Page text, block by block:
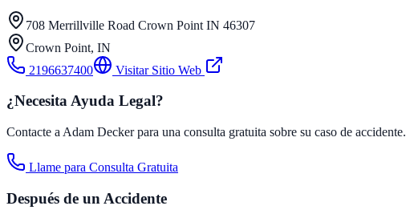
708 Merrillville Road Crown Point IN 46307
Crown Point, IN
2196637400
Visitar Sitio Web
¿Necesita Ayuda Legal?
Contacte a Adam Decker para una consulta gratuita sobre su caso de accidente.
Llame para Consulta Gratuita
Después de un Accidente